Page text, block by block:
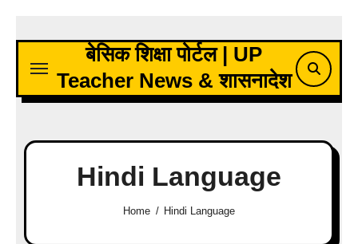
content
बेसिक शिक्षा पोर्टल | UP
Teacher News & शासनादेश
Hindi Language
Home Hindi Language